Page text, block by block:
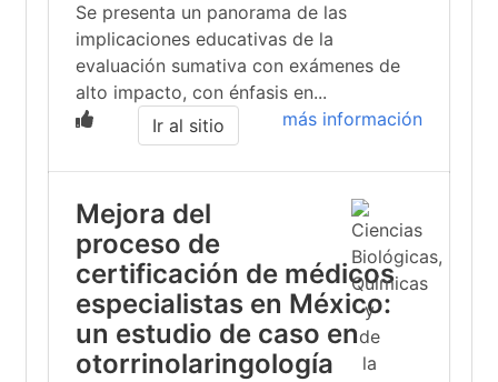
Se presenta un panorama de las
implicaciones educativas de la
evaluación sumativa con exámenes de
alto impacto, con énfasis en...
más información
Ir al sitio
Mejora del
proceso de
certificación de médicos
especialistas en México:
un estudio de caso en
otorrinolaringología